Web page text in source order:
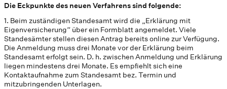
Die Eckpunkte des neuen Verfahrens sind folgende:
1. Beim zuständigen Standesamt wird die „Erklärung mit
Eigenversicherung“ über ein Formblatt angemeldet. Viele
Standesämter stellen diesen Antrag bereits online zur Verfügung.
Die Anmeldung muss drei Monate vor der Erklärung beim
Standesamt erfolgt sein. D. h. zwischen Anmeldung und Erklärung
liegen mindestens drei Monate. Es empfiehlt sich eine
Kontaktaufnahme zum Standesamt bez. Termin und
mitzubringenden Unterlagen.